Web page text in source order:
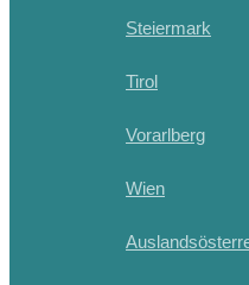
Steiermark
Tirol
Vorarlberg
Wien